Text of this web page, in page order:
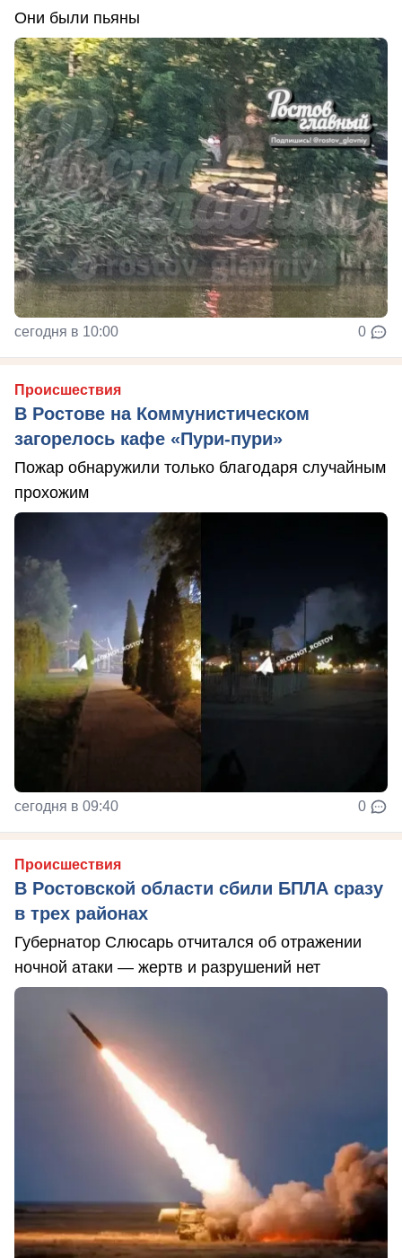
Они были пьяны
сегодня в 10:00 0
Происшествия
В Ростове на Коммунистическом
загорелось кафе «Пури-пури»
Пожар обнаружили только благодаря случайным
прохожим
сегодня в 09:40 0
Происшествия
В Ростовской области сбили БПЛА сразу
в трех районах
Губернатор Слюсарь отчитался об отражении
ночной атаки — жертв и разрушений нет